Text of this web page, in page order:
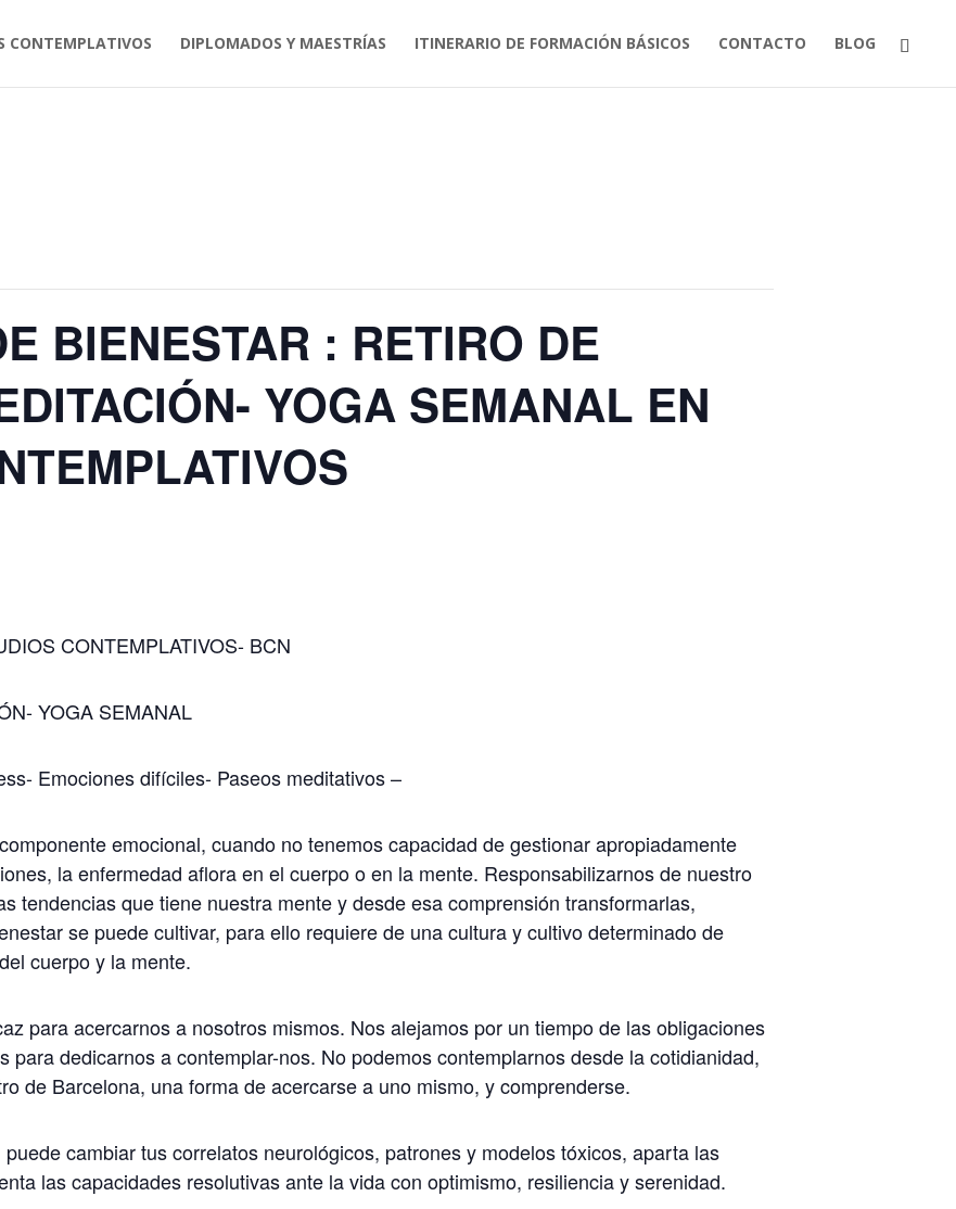
CONTEMPLATIVOS DIPLOMADOS Y MAESTRÍAS ITINERARIO DE FORMACIÓN BÁSICOS CONTACTO BLOG
BIENESTAR : RETIRO DE
YOGA SEMANAL EN
CONTEMPLATIVOS- BCN
YOGA SEMANAL
Emociones difíciles- Paseos meditativos –
emocional, cuando no tenemos capacidad de gestionar apropiadamente
la enfermedad aflora en el cuerpo o en la mente. Responsabilizarnos de nuestro
tendencias que tiene nuestra mente y desde esa comprensión transformarlas,
se puede cultivar, para ello requiere de una cultura y cultivo determinado de
cuerpo y la mente.
para acercarnos a nosotros mismos. Nos alejamos por un tiempo de las obligaciones
para dedicarnos a contemplar-nos. No podemos contemplarnos desde la cotidianidad,
de Barcelona, una forma de acercarse a uno mismo, y comprenderse.
cambiar tus correlatos neurológicos, patrones y modelos tóxicos, aparta las
las capacidades resolutivas ante la vida con optimismo, resiliencia y serenidad.